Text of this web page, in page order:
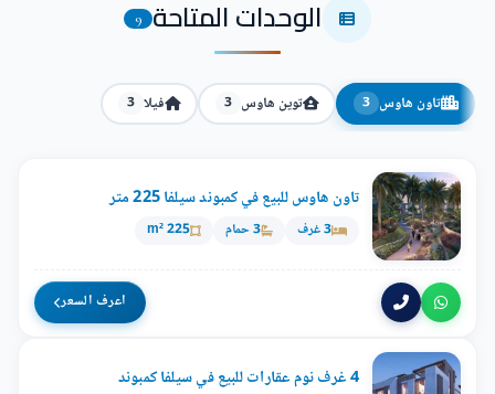
الوحدات المتاحة 9
تاون هاوس 3 توين هاوس 3 فيلا 3
تاون هاوس للبيع في كمبوند سيلفا 225 متر
3 غرف 3 حمام 225 m²
اعرف السعر
4 غرف نوم عقارات للبيع في سيلفا كمبوند